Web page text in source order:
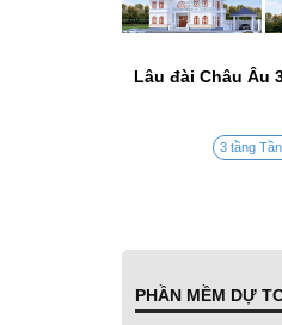
Lâu đài Châu Âu
3 tầng
PHẦN MỀM DỰ